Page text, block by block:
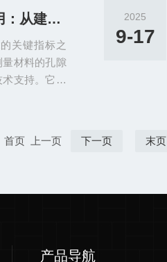
路堵塞、检
展日常维护
孔隙度测定仪在现代工业中的核心应用：从建筑材料到能源材料的孔隙特性评估
关键指标之
材料的孔隙
支持。它在
精确测量混
2025
9-17
首页 上一页 下一页 末页
产品导航